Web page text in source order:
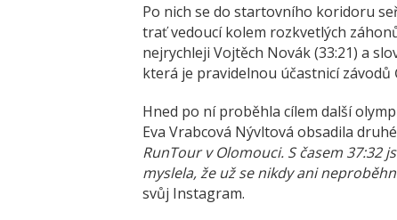
Po nich se do startovního koridoru
trať vedoucí kolem rozkvetlých
nejrychleji Vojtěch Novák (33:21) a
která je pravidelnou účastnicí závodů
Hned po ní proběhla cílem další
Eva Vrabcová Nývltová obsadila
RunTour v Olomouci. S časem 37:32
myslela, že už se nikdy ani
svůj Instagram.